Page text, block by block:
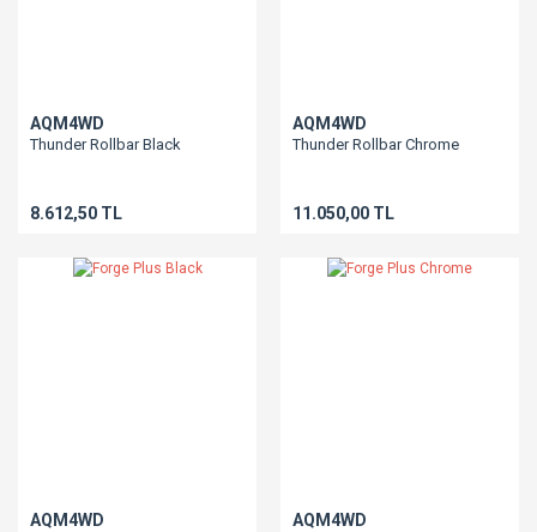
AQM4WD
Thunder Rollbar Black
8.612,50 TL
AQM4WD
Thunder Rollbar Chrome
11.050,00 TL
AQM4WD AQM4WD